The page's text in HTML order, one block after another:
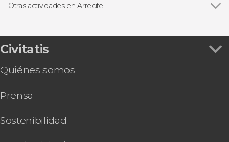
Otras actividades en Arrecife
La Graciosa
Tour en buggy y senderismo por el Parque
Free tour por Arrecife
atardecer
Tour privado por Arrecife
Civitatis
Quiénes somos
Prensa
Sostenibilidad